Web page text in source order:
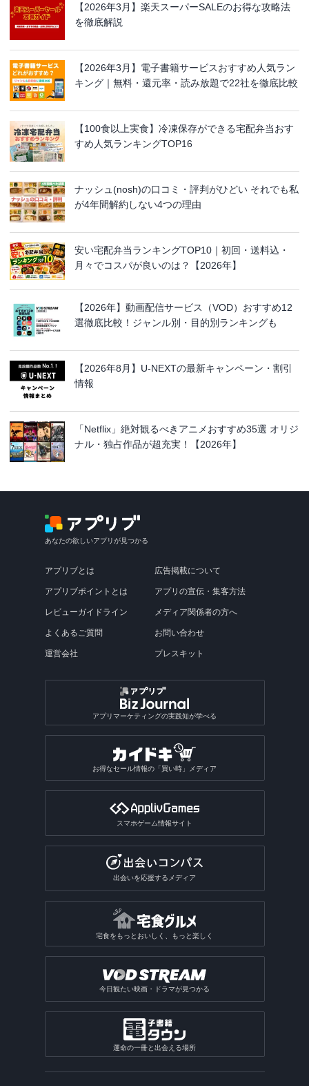
【2026年3月】楽天スーパーSALEのお得な攻略法
を徹底解説
【2026年3月】電子書籍サービスおすすめ人気ラン
キング｜無料・還元率・読み放題で22社を徹底比較
【100食以上実食】冷凍保存ができる宅配弁当おす
すめ人気ランキングTOP16
ナッシュ(nosh)の口コミ・評判がひどい それでも私
が4年間解約しない4つの理由
安い宅配弁当ランキングTOP10｜初回・送料込・
月々でコスパが良いのは？【2026年】
【2026年】動画配信サービス（VOD）おすすめ12
選徹底比較！ジャンル別・目的別ランキングも
【2026年8月】U-NEXTの最新キャンペーン・割引
情報
「Netflix」絶対観るべきアニメおすすめ35選 オリジ
ナル・独占作品が超充実！【2026年】
あなたの欲しいアプリが見つかる
アプリブとは
アプリブポイントとは
レビューガイドライン
よくあるご質問
運営会社
広告掲載について
アプリの宣伝・集客方法
メディア関係者の方へ
お問い合わせ
プレスキット
アプリマーケティングの実践知が学べる
お得なセール情報の「買い時」メディア
スマホゲーム情報サイト
出会いを応援するメディア
宅食をもっとおいしく、もっと楽しく
今日観たい映画・ドラマが見つかる
運命の一冊と出会える場所